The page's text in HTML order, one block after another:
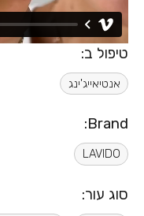
טיפול ב:
אנטיאייג'ינג
Brand:
LAVIDO
סוג עור: